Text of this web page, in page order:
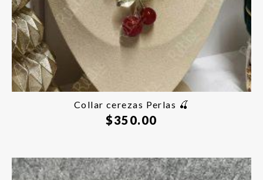
Collar cerezas Perlas 🍒
$350.00